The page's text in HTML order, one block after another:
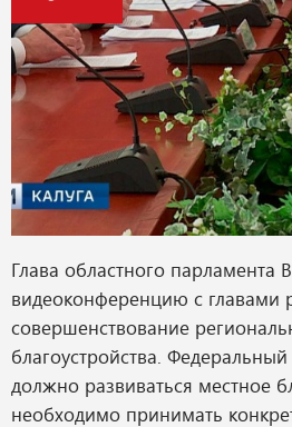
Глава областного парламента
видеоконференцию с главами
совершенствование
благоустройства.
должно развиваться местное
необходимо принимать